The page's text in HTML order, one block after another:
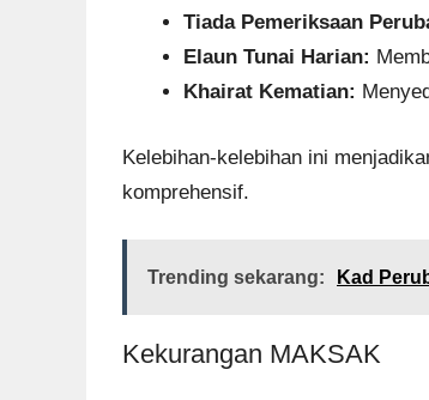
Tiada Pemeriksaan
Elaun Tunai Harian:
Khairat Kematian:
Kelebihan-kelebihan ini
komprehensif.
Trending sekarang: Kad
Kekurangan MAKSAK